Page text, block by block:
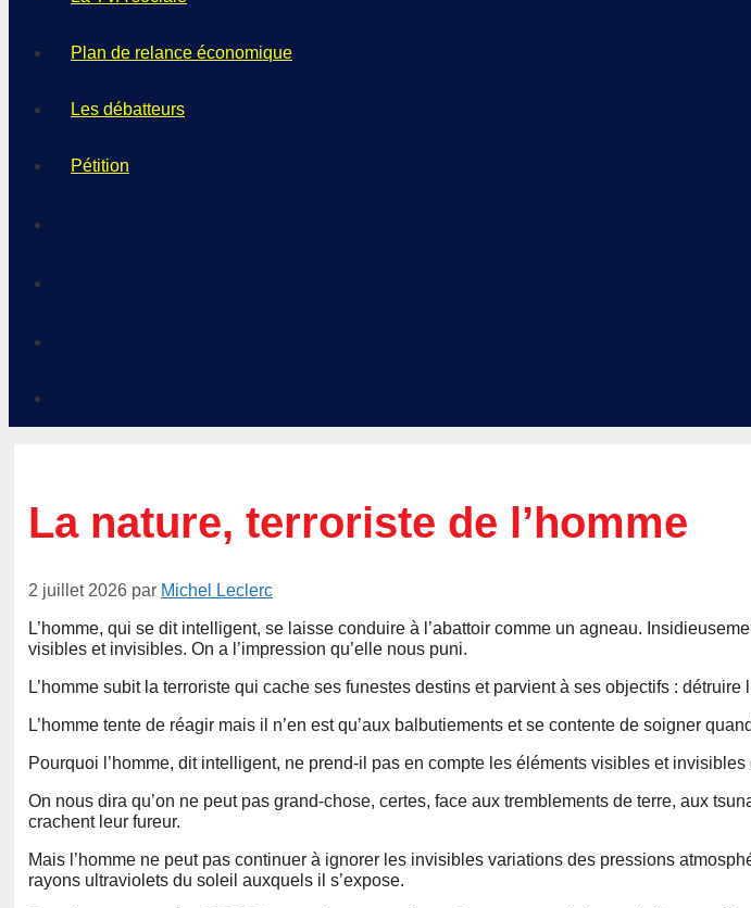
Plan de relance économique
Les débatteurs
Pétition
La nature, terroriste de l’homme
2 juillet 2026 par Michel Leclerc
L’homme, qui se dit intelligent, se laisse conduire à l’abattoir comme un agneau.
visibles et invisibles. On a l’impression qu’elle nous puni.
L’homme subit la terroriste qui cache ses funestes destins et parvient à ses objectifs : détruire
L’homme tente de réagir mais il n’en est qu’aux balbutiements et se contente de soigner
Pourquoi l’homme, dit intelligent, ne prend-il pas en compte les éléments visibles et invisibles
On nous dira qu’on ne peut pas grand-chose, certes, face aux tremblements de terre, aux
crachent leur fureur.
Mais l’homme ne peut pas continuer à ignorer les invisibles variations des pressions
rayons ultraviolets du soleil auxquels il s’expose.